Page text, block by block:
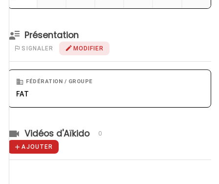
Présentation
SIGNALER MODIFIER
FÉDÉRATION / GROUPE
FAT
Vidéos d'Aïkido 0
AJOUTER